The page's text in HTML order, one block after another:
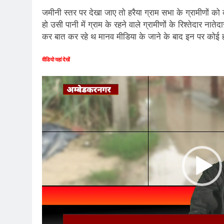
जमीनी स्तर पर देखा जाए तो हरैया ग्राम सभा के ग्रामीणों
हो उसी पानी में ग्राम के रहने वाले ग्रामीणों के रिश्तेदार
कर बात कर रहे थ मानव मीडिया के जाने के बाद इन पर कोई
वीडियो यहां देखें
Video
Player